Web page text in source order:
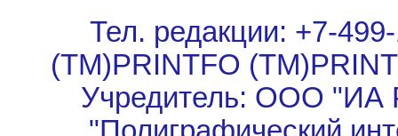
Тел. редакции: +7-
(TM)PRINTFO
Учредитель: ООО "ИА